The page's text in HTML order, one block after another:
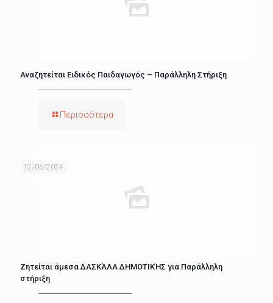
Αναζητείται Ειδικός Παιδαγωγός – Παράλληλη Στήριξη
Περισσότερα
12/06/2024
Ζητείται άμεσα ΔΑΣΚΆΛΑ ΔΗΜΟΤΙΚΉΣ για Παράλληλη
στήριξη